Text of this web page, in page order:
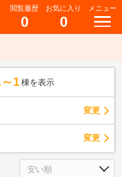
閲覧履歴
0
お気に入り
0
メニュー
1 棟を表示
変更
変更